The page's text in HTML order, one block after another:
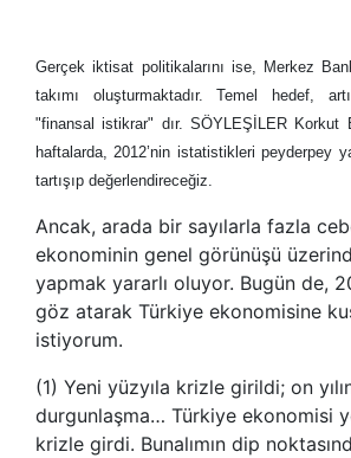
Gerçek iktisat politikalarını ise, Merkez
takımı oluşturmaktadır. Temel hedef,
"finansal istikrar" dır. SÖYLEŞİLER Korkut
haftalarda, 2012’nin istatistikleri peyderpey
tartışıp değerlendireceğiz.
Ancak, arada bir sayılarla fazla
ekonominin genel görünüşü
yapmak yararlı oluyor. Bugün de,
göz atarak Türkiye ekonomisine
istiyorum.
(1) Yeni yüzyıla krizle girildi; on
durgunlaşma… Türkiye ekonomisi
krizle girdi. Bunalımın dip